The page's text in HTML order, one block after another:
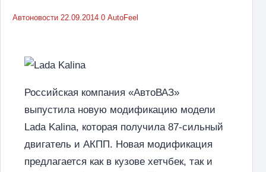
Автоновости 22.09.2014 0 AutoFeel
Российская компания «АвтоВАЗ»
выпустила новую модификацию модели
Lada Kalina, которая получила 87-сильный
двигатель и АКПП. Новая модификация
предлагается как в кузове хетчбек, так и